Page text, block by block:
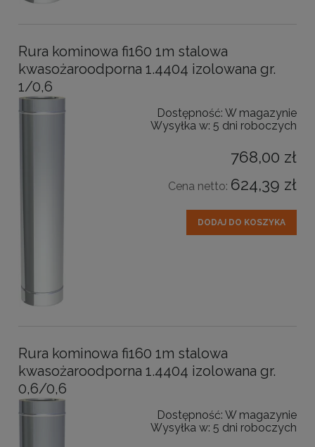
Rura kominowa fi160 1m stalowa
kwasożaroodporna 1.4404 izolowana gr.
1/0,6
Dostępność: W magazynie
Wysyłka w: 5 dni roboczych
768,00 zł
Cena netto: 624,39 zł
DODAJ DO KOSZYKA
Rura kominowa fi160 1m stalowa
kwasożaroodporna 1.4404 izolowana gr.
0,6/0,6
Dostępność: W magazynie
Wysyłka w: 5 dni roboczych